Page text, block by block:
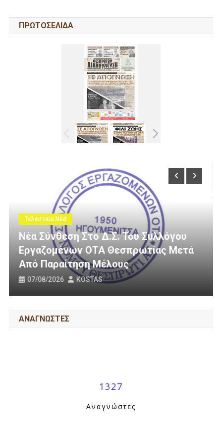
ΠΡΩΤΟΣΕΛΙΔΑ
Τελευταία Νέα
3 Εκατομμύρια Ευρώ Για Αγροτική
Οδοποιία Στον Δήμο Ηγουμενίτσας
31/07/2026 KOSTAS
ΑΝΑΓΝΩΣΤΕΣ
1327
Αναγνώστες